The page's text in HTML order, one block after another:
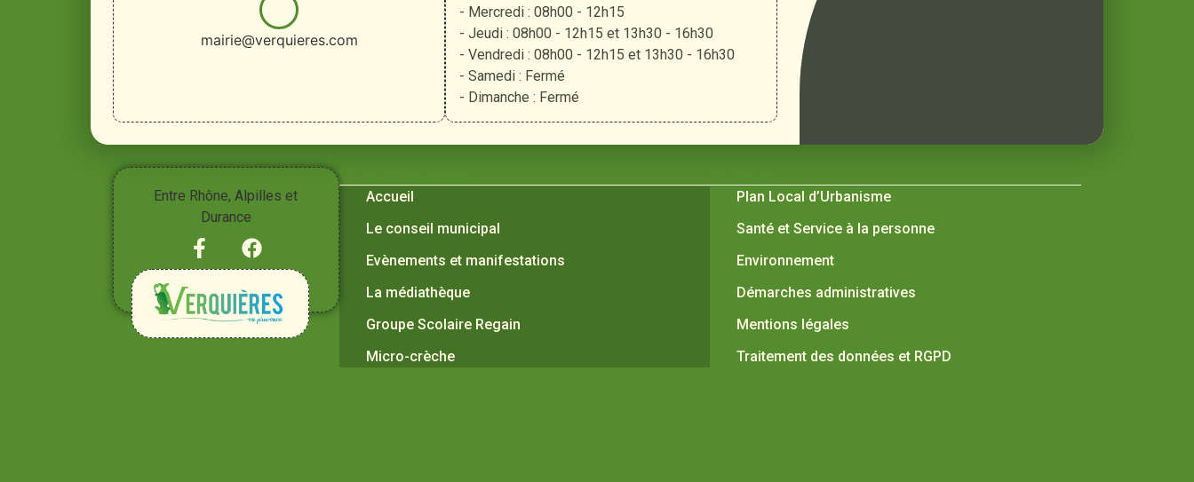
mairie@verquieres.com
- Mercredi : 08h00 - 12h15
- Jeudi : 08h00 - 12h15 et 13h30 - 16h30
- Vendredi : 08h00 - 12h15 et 13h30 - 16h30
- Samedi : Fermé
- Dimanche : Fermé
Entre Rhône, Alpilles et
Durance
Vivre à Verquières
Accueil
Le conseil municipal
Evènements et manifestations
La médiathèque
Groupe Scolaire Regain
Micro-crèche
Plan Local d’Urbanisme
Santé et Service à la personne
Environnement
Démarches administratives
Mentions légales
Traitement des données et RGPD